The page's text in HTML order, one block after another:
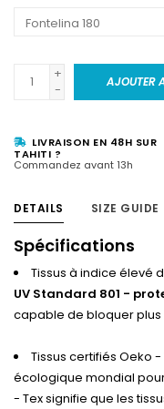
+
-
AJOUTER
LIVRAISON EN 48H SUR
TAHITI ?
Commandez avant 13h
DETAILS SIZE GUIDE
Spécifications
Tissus à indice élevé
UV Standard 801 -
capable de bloquer plus
Tissus certifiés Oeko
écologique mondial
- Tex signifie que les